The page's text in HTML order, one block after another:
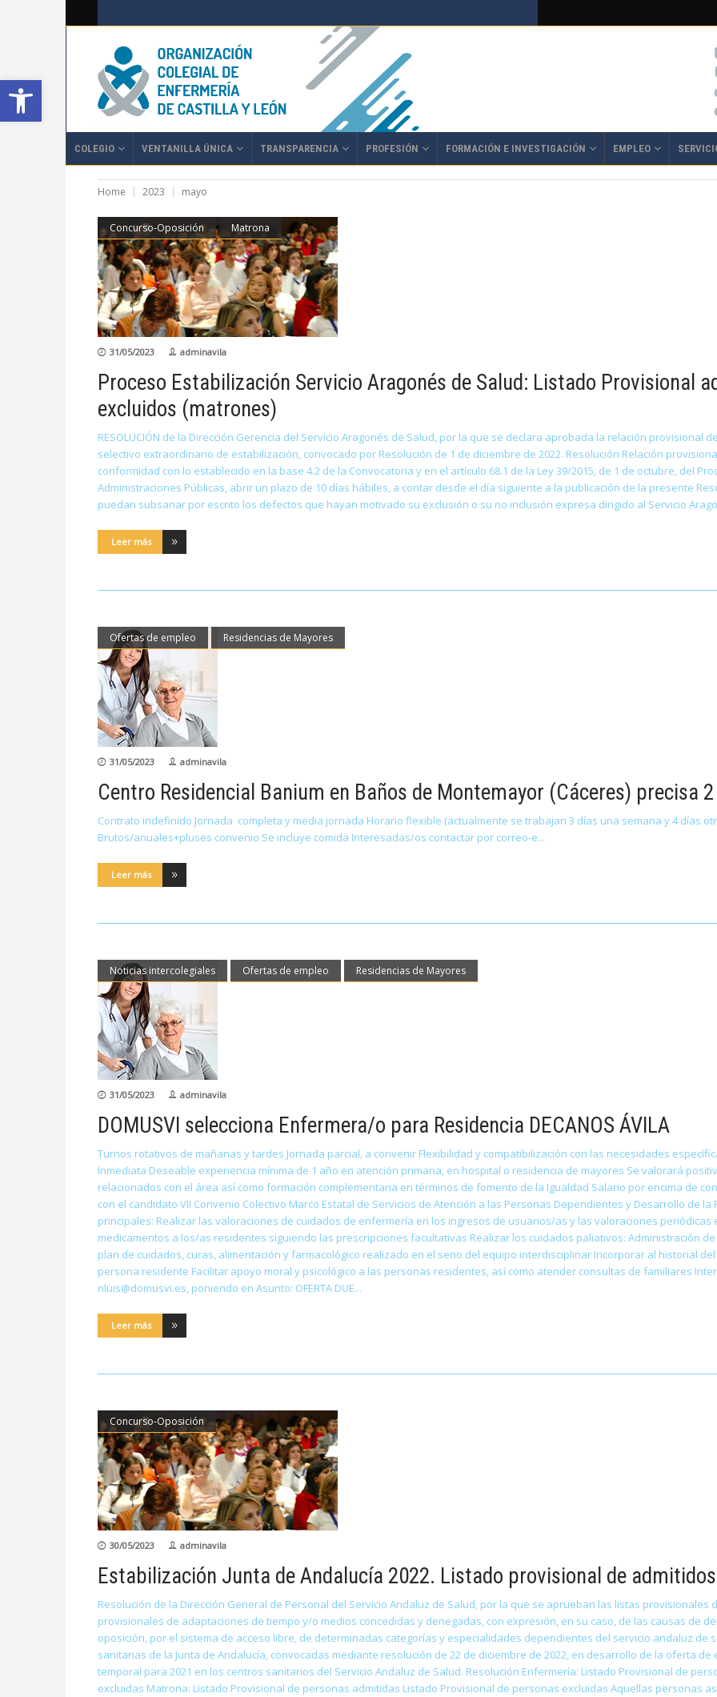
Abrir barra de herramientas
COLEGIO VENTANILLA ÚNICA TRANSPARENCIA PROFESIÓN FORMACIÓN E INVESTIGACIÓN EMPLEO
Home 2023 mayo
Concurso-Oposición Matrona
31/05/2023 adminavila
Proceso Estabilización Servicio Aragonés de Salud: Listado Provisional
excluidos (matrones)
RESOLUCIÓN de la Dirección Gerencia del Servicio Aragonés de Salud, por la que se declara aprobada la relación provisional
selectivo extraordinario de estabilización, convocado por Resolución de 1 de diciembre de 2022. Resolución Relación
conformidad con lo establecido en la base 4.2 de la Convocatoria y en el artículo 68.1 de la Ley 39/2015, de 1 de octubre, del
Administraciones Públicas, abrir un plazo de 10 días hábiles, a contar desde el día siguiente a la publicación de la presente
puedan subsanar por escrito los defectos que hayan motivado su exclusión o su no inclusión expresa dirigido al Servicio
Leer más
Ofertas de empleo Residencias de Mayores
31/05/2023 adminavila
Centro Residencial Banium en Baños de Montemayor (Cáceres) precisa
Contrato indefinido Jornada completa y media jornada Horario flexible (actualmente se trabajan 3 días una semana y 4 días
Brutos/anuales+pluses convenio Se incluye comida Interesadas/os contactar por correo-e
Leer más
Noticias intercolegiales Ofertas de empleo Residencias de Mayores
31/05/2023 adminavila
DOMUSVI selecciona Enfermera/o para Residencia DECANOS ÁVILA
Turnos rotativos de mañanas y tardes Jornada parcial, a convenir Flexibilidad y compatibilización con las necesidades
Inmediata Deseable experiencia mínima de 1 año en atención primaria, en hospital o residencia de mayores Se valorará
relacionados con el área así como formación complementaria en términos de fomento de la Igualdad Salario por encima de
con el candidato VII Convenio Colectivo Marco Estatal de Servicios de Atención a las Personas Dependientes y Desarrollo de
principales: Realizar las valoraciones de cuidados de enfermería en los ingresos de usuarios/as y las valoraciones
medicamentos a los/as residentes siguiendo las prescripciones facultativas Realizar los cuidados paliativos: Administración
plan de cuidados, curas, alimentación y farmacológico realizado en el seno del equipo interdisciplinar Incorporar al historial
persona residente Facilitar apoyo moral y psicológico a las personas residentes, así como atender consultas de familiares
nluis@domusvi.es, poniendo en Asunto: OFERTA DUE
Leer más
Concurso-Oposición
30/05/2023 adminavila
Estabilización Junta de Andalucía 2022. Listado provisional de
Resolución de la Dirección General de Personal del Servicio Andaluz de Salud, por la que se aprueban las listas provisionales
provisionales de adaptaciones de tiempo y/o medios concedidas y denegadas, con expresión, en su caso, de las causas de
oposición, por el sistema de acceso libre, de determinadas categorías y especialidades dependientes del servicio andaluz
sanitarias de la Junta de Andalucía, convocadas mediante resolución de 22 de diciembre de 2022, en desarrollo de la oferta
temporal para 2021 en los centros sanitarios del Servicio Andaluz de Salud. Resolución Enfermería: Listado Provisional de
excluidas Matrona: Listado Provisional de personas admitidas Listado Provisional de personas excluidas Aquellas personas